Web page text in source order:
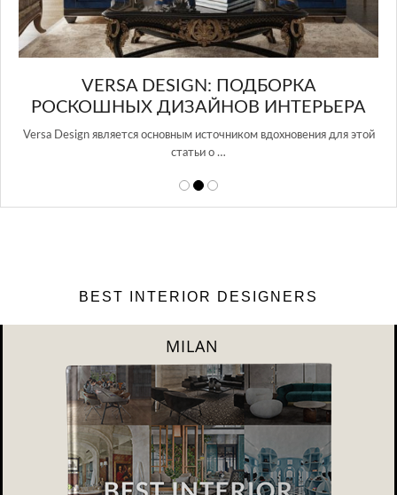
для этой
BEST INTERIOR DESIGNERS
DUBAI